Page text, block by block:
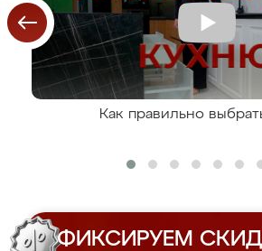
Как правильно
ФИКСИРУЕМ